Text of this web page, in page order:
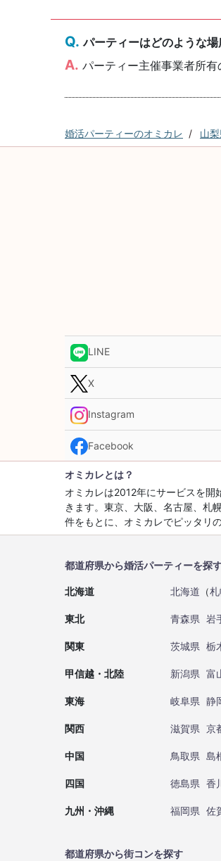
パーティーはどのような
パーティー主催事業者所有
婚活パーティーのオミカレ 山
LINE
X
Instagram
Facebook
オミカレとは？
オミカレは2012年にサービスを開
きます。東京、大阪、名古屋、札
件をもとに、オミカレでピッタリ
都道府県から婚活パーティーを探
北海道 北海道 （
東北 青森県 岩
関東 茨城県 栃
甲信越・北陸 新潟県 富
東海 岐阜県 静
関西 滋賀県 京
中国 鳥取県 島
四国 徳島県 香
九州・沖縄 福岡県 佐
都道府県から街コンを探す